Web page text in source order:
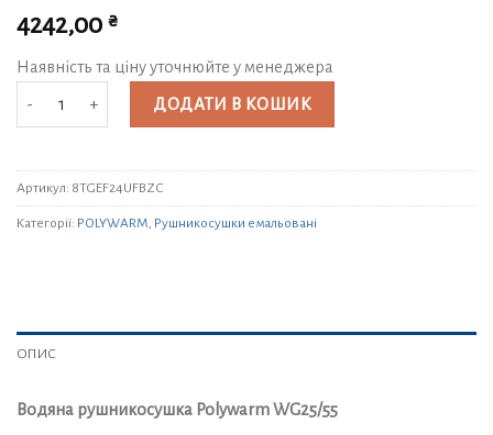
4242,00 ₴
Наявність та ціну уточнюйте у менеджера
Водяна рушникосушка Polywarm WG25/55 кількість
ДОДАТИ В КОШИК
Артикул: 8TGEF24UFBZC
Категорії: POLYWARM Рушникосушки емальовані
ОПИС
Водяна рушникосушка Polywarm WG25/55